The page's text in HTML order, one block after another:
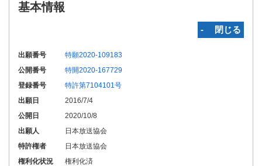
基本情報
‐ 閉じる
出願番号
特願2020-109183
公開番号
特開2020-167729
登録番号
特許第7104101号
出願日
2016/7/4
公開日
2020/10/8
出願人
日本放送協会
特許権者
日本放送協会
権利化状況
権利化済